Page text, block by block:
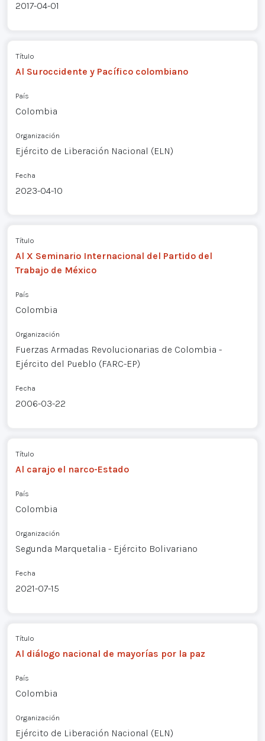
2017-04-01
Título
Al Suroccidente y Pacífico colombiano
País
Colombia
Organización
Ejército de Liberación Nacional (ELN)
Fecha
2023-04-10
Título
Al X Seminario Internacional del Partido del
Trabajo de México
País
Colombia
Organización
Fuerzas Armadas Revolucionarias de Colombia -
Ejército del Pueblo (FARC-EP)
Fecha
2006-03-22
Título
Al carajo el narco-Estado
País
Colombia
Organización
Segunda Marquetalia - Ejército Bolivariano
Fecha
2021-07-15
Título
Al diálogo nacional de mayorías por la paz
País
Colombia
Organización
Ejército de Liberación Nacional (ELN)